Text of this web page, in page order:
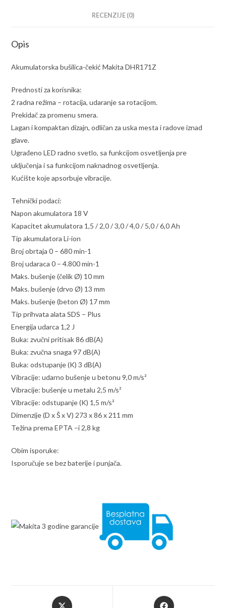
RECENZIJE (0)
Opis
Akumulatorska bušilica-čekić Makita DHR171Z
Prednosti za korisnika:
2 radna režima – rotacija, udaranje sa rotacijom.
Prekidač za promenu smera.
Lagan i kompaktan dizajn, odličan za uska mesta i radove iznad
glave.
Ugrađeno LED radno svetlo, sa funkcijom osvetljenja pre
uključenja i sa funkcijom naknadnog osvetljenja.
Kućište koje apsorbuje vibracije.
Tehnički podaci:
Napon akumulatora 18 V
Kapacitet akumulatora 1,5 / 2,0 / 3,0 / 4,0 / 5,0 / 6,0 Ah
Tip akumulatora Li-ion
Broj obrtaja 0 – 680 min-1
Broj udaraca 0 – 4.800 min-1
Maks. bušenje (čelik Ø) 10 mm
Maks. bušenje (drvo Ø) 13 mm
Maks. bušenje (beton Ø) 17 mm
Tip prihvata alata SDS – Plus
Energija udarca 1,2 J
Buka: zvučni pritisak 86 dB(A)
Buka: zvučna snaga 97 dB(A)
Buka: odstupanje (K) 3 dB(A)
Vibracije: udarno bušenje u betonu 9,0 m/s²
Vibracije: bušenje u metalu 2,5 m/s²
Vibracije: odstupanje (K) 1,5 m/s²
Dimenzije (D x Š x V) 273 x 86 x 211 mm
Težina prema EPTA –i 2,8 kg
Obim isporuke:
Isporučuje se bez baterije i punjača.
Opens
Opens